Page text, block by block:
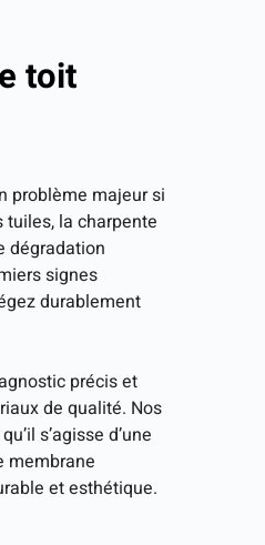
toit
problème majeur si
tuiles, la charpente
dégradation
signes
durablement
précis et
de qualité. Nos
s’agisse d’une
membrane
et esthétique.